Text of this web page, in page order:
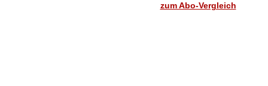
zum Abo-Vergleich